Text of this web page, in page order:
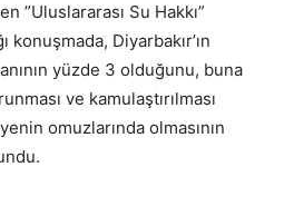
”Uluslararası Su Hakkı”
konuşmada, Diyarbakır’ın
yüzde 3 olduğunu, buna
ve kamulaştırılması
omuzlarında olmasının